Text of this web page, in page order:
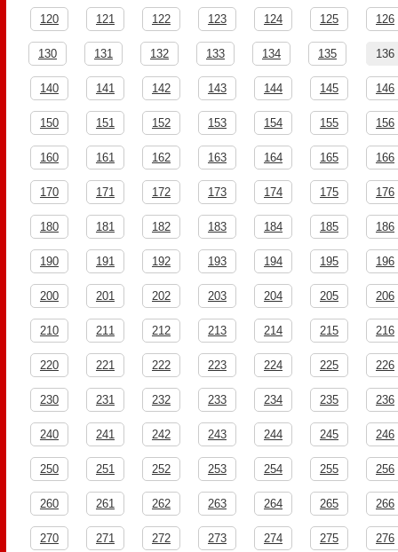
120 121 122 123 124 125 126
130 131 132 133 134 135 136
140 141 142 143 144 145 146
150 151 152 153 154 155 156
160 161 162 163 164 165 166
170 171 172 173 174 175 176
180 181 182 183 184 185 186
190 191 192 193 194 195 196
200 201 202 203 204 205 206
210 211 212 213 214 215 216
220 221 222 223 224 225 226
230 231 232 233 234 235 236
240 241 242 243 244 245 246
250 251 252 253 254 255 256
260 261 262 263 264 265 266
270 271 272 273 274 275 276